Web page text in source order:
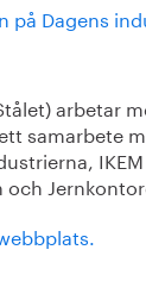
på Dagens
arbetar
samarbete
och